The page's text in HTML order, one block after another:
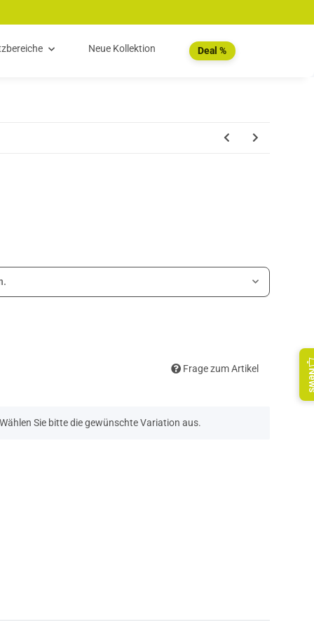
Neue Kollektion Deal %
Frage zum Artikel
Sie bitte die gewünschte Variation aus.